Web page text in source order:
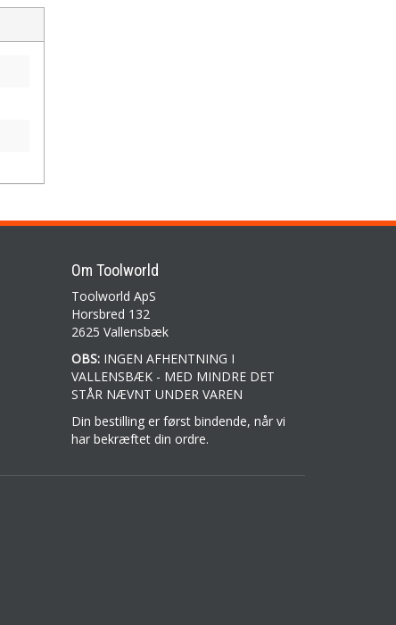
Om Toolworld
Toolworld ApS
Horsbred 132
2625 Vallensbæk
OBS:INGEN AFHENTNING I
VALLENSBÆK - MED MINDRE DET
STÅR NÆVNT UNDER VAREN
Din bestilling er først bindende, når vi
har bekræftet din ordre.